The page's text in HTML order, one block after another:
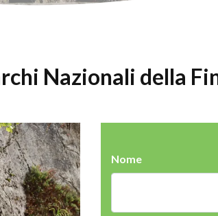
Nazionali della
Nome